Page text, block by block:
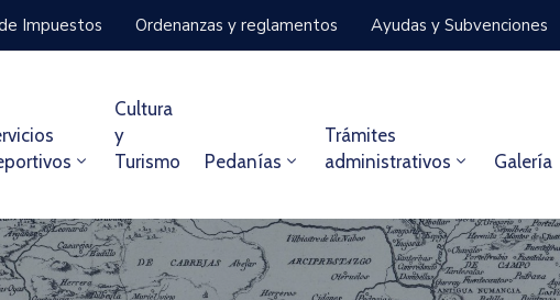
Impuestos Ordenanzas y reglamentos Ayudas y Subvenciones
Cultura
y
Turismo
Pedanías
Trámites
administrativos
Galería